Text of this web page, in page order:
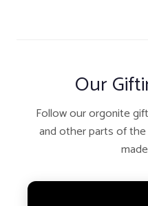
Our
Follow our orgonite
and other parts of